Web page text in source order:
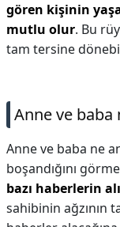
gören kişinin
mutlu olur. Bu
tam tersine
Anne ve baba
Anne ve baba ne
boşandığını
bazı haberlerin
sahibinin ağzının